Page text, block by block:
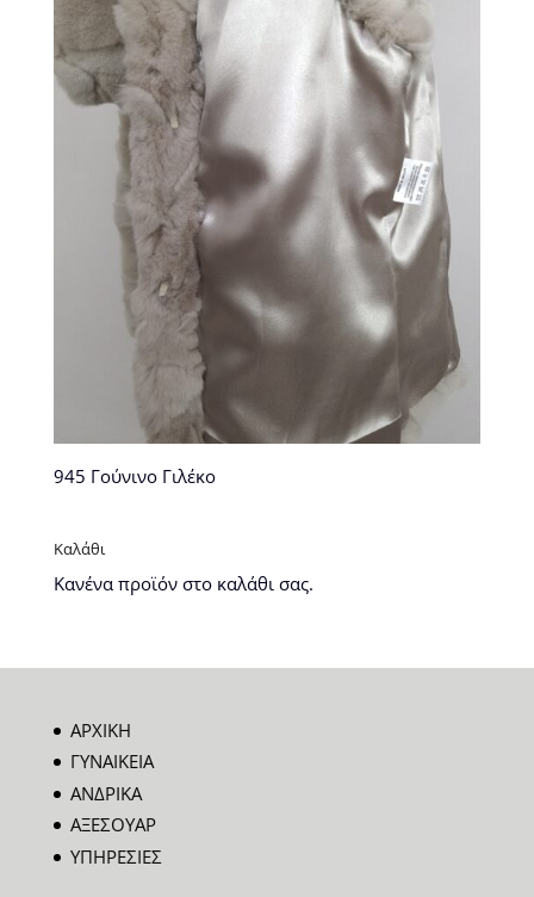
945 Γούνινο Γιλέκο
Καλάθι
Κανένα προϊόν στο καλάθι σας.
ΑΡΧΙΚΗ
ΓΥΝΑΙΚΕΙΑ
ΑΝΔΡΙΚΑ
ΑΞΕΣΟΥΑΡ
ΥΠΗΡΕΣΙΕΣ